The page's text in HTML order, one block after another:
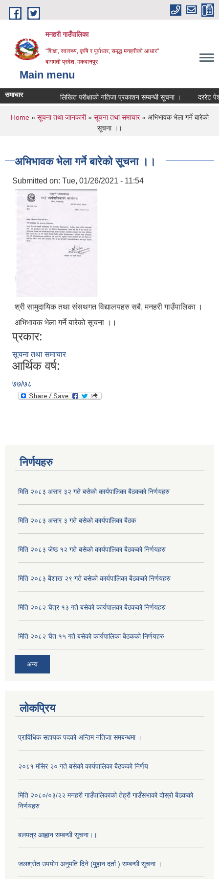
Skip to main content
मनहरी गाउँपालिका
"शिक्षा, स्वास्थ्य, कृषि र पूर्वाधार; समृद्ध मनहरीको आधार"
बागमती प्रदेश, मकवानपुर
Main menu
समाचार लिखित परीक्षाको नतिजा प्रकाशन सम्बन्धी सूचना । दररेट पेश गर्ने
You are here
Home» सूचना तथा जानकारी» सूचना तथा समाचार» अभिभावक भेला गर्ने बारेको
सूचना ।।
अभिभावक भेला गर्ने बारेको सूचना ।।
Submitted on: Tue, 01/26/2021 - 11:54
श्री सामुदायिक तथा संसथगत विद्यालयहरु सबै, मनहरी गाउँपालिका ।
अभिभावक भेला गर्ने बारेको सूचना ।।
प्रकार:
सूचना तथा समाचार
आर्थिक वर्ष:
७७/७८
निर्णयहरु
मिति २०८३ असार ३२ गते बसेको कार्यपालिका बैठकको निर्णयहरु
मिति २०८३ असार ३ गते बसेको कार्यपालिका बैठक
मिति २०८३ जेष्ठ १२ गते बसेको कार्यपालिका बैठकको निर्णयहरु
मिति २०८३ बैशाख २९ गते बसेको कार्यपालिका बैठकको निर्णयहरु
मिति २०८२ चैत्र १३ गते बसेको कार्यपालका बैठकको निर्णयहरु
मिति २०८२ चैत १५ गते बसेको कार्यपालिका बैठकको निर्णयहरु
अन्य
लोकप्रिय
प्राविधिक सहायक पदको अन्तिम नतिजा समबन्धमा ।
२०८१ मंसिर २० गते बसेको कार्यपालिका बैठकको निर्णय
मिति २०८०/०३/२२ मनहरी गाउँपालिकाको तेह्रौ गाउँसभाको दोस्रो बैठकको
निर्णयहरु
बलपत्र आह्वान सम्बन्धी सूचना।।
जलश्रोत उपयोग अनुमति दिने (मुुहान दर्ता ) सम्बन्धी सूचना ।